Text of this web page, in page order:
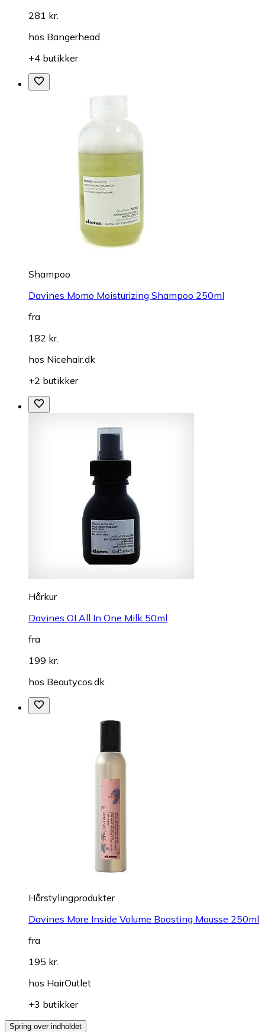
281 kr.
hos Bangerhead
+4 butikker
Shampoo
Davines Momo Moisturizing Shampoo 250ml
fra
182 kr.
hos Nicehair.dk
+2 butikker
Hårkur
Davines OI All In One Milk 50ml
fra
199 kr.
hos Beautycos.dk
Hårstylingprodukter
Davines More Inside Volume Boosting Mousse 250ml
fra
195 kr.
hos HairOutlet
+3 butikker
Spring over indholdet